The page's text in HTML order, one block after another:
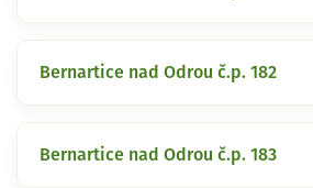
Bernartice nad Odrou č.p. 182
Bernartice nad Odrou č.p. 183